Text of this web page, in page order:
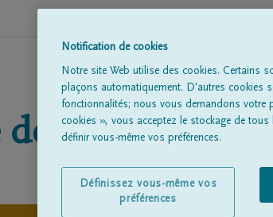
à
Notification de cookies
Notre site Web utilise des cookies. Certains
plaçons automatiquement. D'autres cookies
fonctionnalités; nous vous demandons votre
cookies », vous acceptez le stockage de
définir vous-même vos préférences.
Définissez vous-même vos
préférences